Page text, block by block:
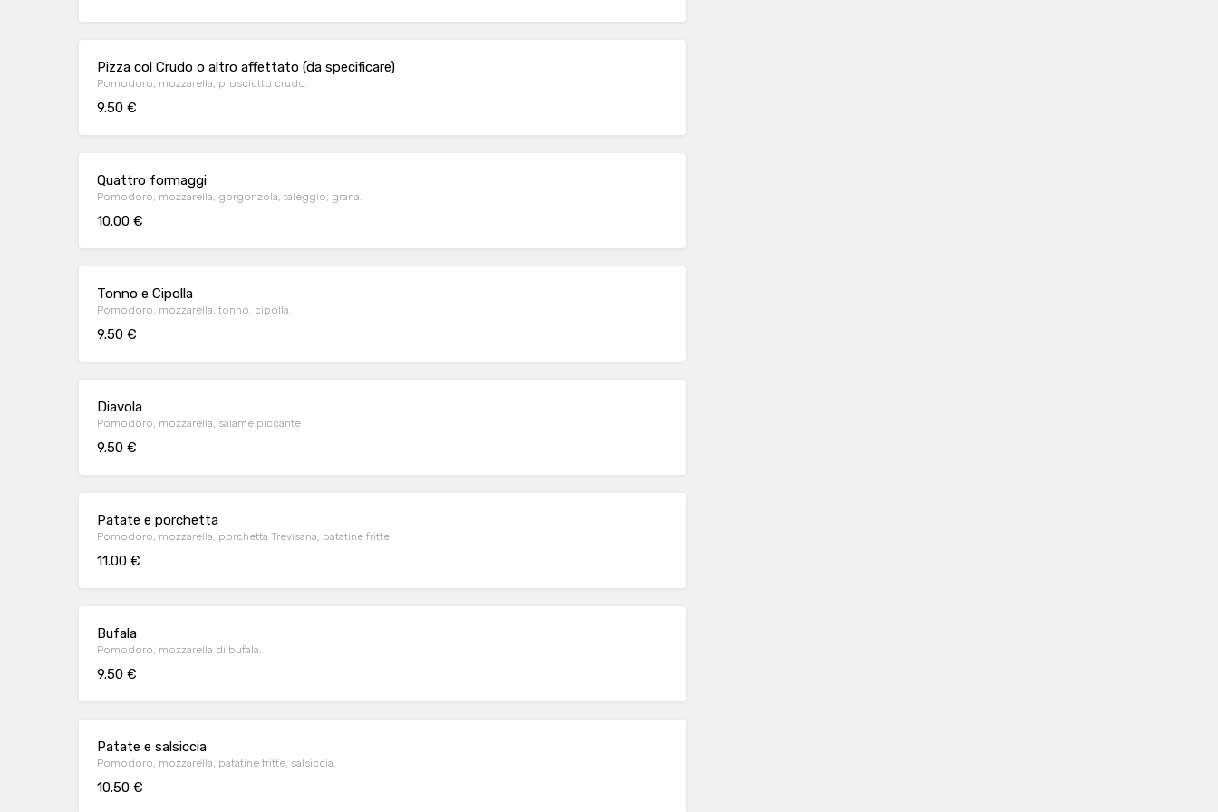
Pizza col Crudo o altro affettato (da specificare)
Pomodoro, mozzarella, prosciutto crudo.
9.50 €
Quattro formaggi
Pomodoro, mozzarella, gorgonzola, taleggio, grana.
10.00 €
Tonno e Cipolla
Pomodoro, mozzarella, tonno, cipolla.
9.50 €
Diavola
Pomodoro, mozzarella, salame piccante
9.50 €
Patate e porchetta
Pomodoro, mozzarella, porchetta Trevisana, patatine fritte.
11.00 €
Bufala
Pomodoro, mozzarella di bufala.
9.50 €
Patate e salsiccia
Pomodoro, mozzarella, patatine fritte, salsiccia.
10.50 €